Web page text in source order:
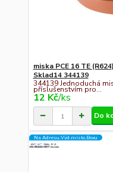
miska PCE 16 TE
Sklad14 344139
344139 Jednoduchá
příslušenstvím pro...
12 Kč/ks
Do
Na Adresu,Výd.místo,Boxu